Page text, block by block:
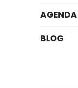
AGENDA
BLOG